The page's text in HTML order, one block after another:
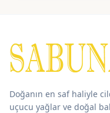
Doğanın en saf haliyle
uçucu yağlar ve doğal